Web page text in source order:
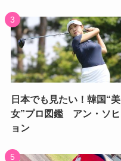
日本でも見たい！韓国“美
女”プロ図鑑 アン・ソヒ
ョン